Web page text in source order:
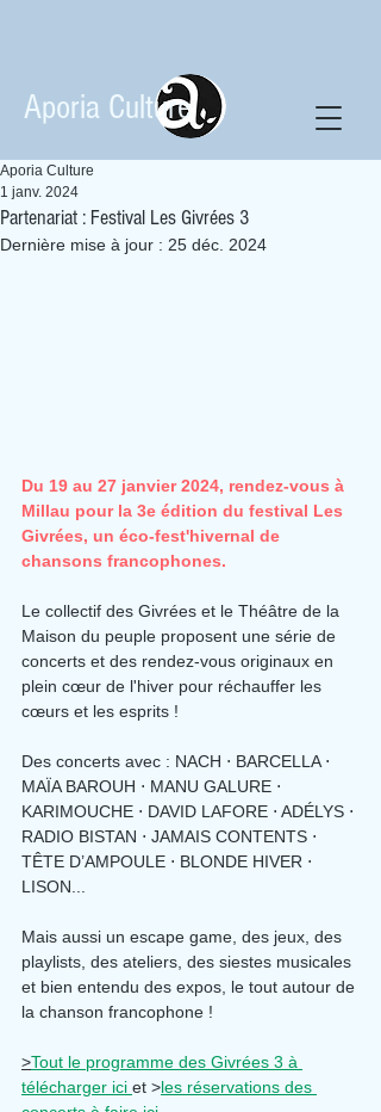
Aporia Culture
Partenariat : Festival Les Givrées 3
Aporia Culture
1 janv. 2024
Dernière mise à jour : 25 déc. 2024
Du 19 au 27 janvier 2024, rendez-vous à
Millau pour la 3e édition du festival Les
Givrées, un éco-fest'hivernal de
chansons francophones.
Le collectif des Givrées et le Théâtre de la
Maison du peuple proposent une série de
concerts et des rendez-vous originaux en
plein cœur de l'hiver pour réchauffer les
cœurs et les esprits !
Des concerts avec : NACH ⋅ BARCELLA ⋅
MAÏA BAROUH ⋅ MANU GALURE ⋅
KARIMOUCHE ⋅ DAVID LAFORE ⋅ ADÉLYS ⋅
RADIO BISTAN ⋅ JAMAIS CONTENTS ⋅
TÊTE D’AMPOULE ⋅ BLONDE HIVER ⋅
LISON...
Mais aussi un escape game, des jeux, des
playlists, des ateliers, des siestes musicales
et bien entendu des expos, le tout autour de
la chanson francophone !
>Tout le programme des Givrées 3 à
télécharger ici et >les réservations des